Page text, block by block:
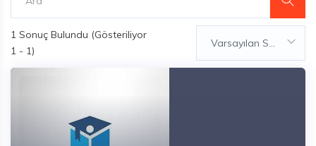
1 Sonuç Bulundu (Gösteriliyor
1 - 1)
Varsayılan Sıralama